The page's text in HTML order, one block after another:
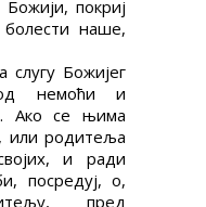
покриј
наше,
Божијег
немоћи и
Ако се њима
или родитеља
и ради
посредуј, о,
пред